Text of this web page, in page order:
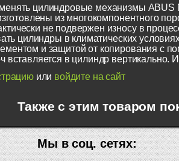
цилиндровые механизмы ABUS
из многокомпонентного
не подвержен износу в
цилиндры в климатических
и защитой от копирования с
в цилиндр вертикально.
или войдите на сайт
Также с этим товаром
Мы в соц. сетях: